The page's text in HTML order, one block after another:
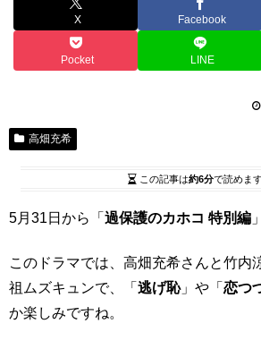
X Facebook
Pocket LINE
高畑充希
この記事は約6分で読めます
5月31日から「 過保護のカホコ 特別編
このドラマでは、高畑充希さんと竹内
祖ムズキュンで、「 逃げ恥」や「 恋つ
か楽しみですね。